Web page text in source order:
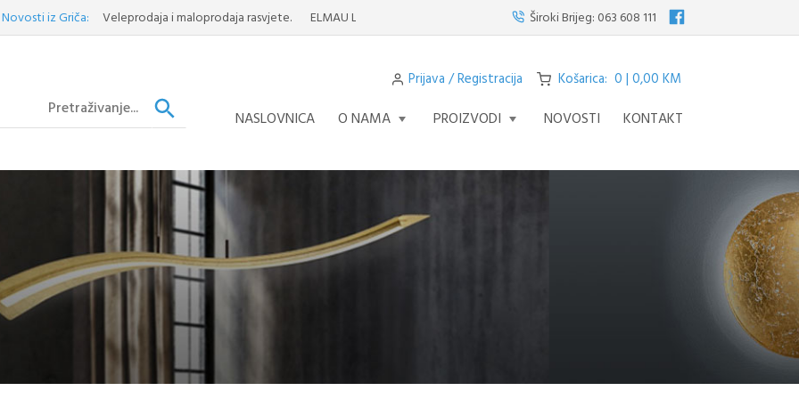
iz Griča:Veleprodaja i maloprodaja rasvjete. ELMAU LUSTER Otkrijte visilicu s četiri svjetla iz serije STREAM – fascinantno remek djelo koje
Široki Brijeg: 063 608 111
Prijava / Registracija Košarica: 0 | 0,00 KM
NASLOVNICA O NAMA PROIZVODI NOVOSTI KONTAKT